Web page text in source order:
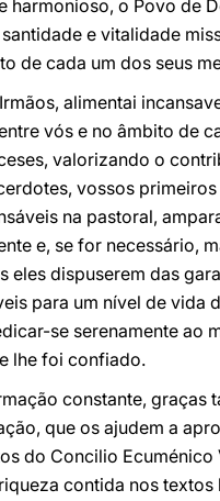
harmonioso, o Povo de
e vitalidade
de cada um dos seus
alimentai
vós e no âmbito de
valorizando o
vossos
na pastoral,
e, se for necessário,
eles dispuserem das
para um nível de vida
se serenamente ao
lhe foi confiado.
constante, graças
que os ajudem a
do Concilio Ecuménico
contida nos textos